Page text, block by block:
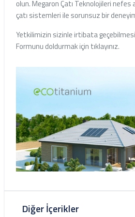
olun. Megaron Çatı Teknolojileri nefes
çatı sistemleri ile sorunsuz bir
Yetkilimizin sizinle irtibata
Formunu doldurmak için tıklayınız.
Diğer İçerikler